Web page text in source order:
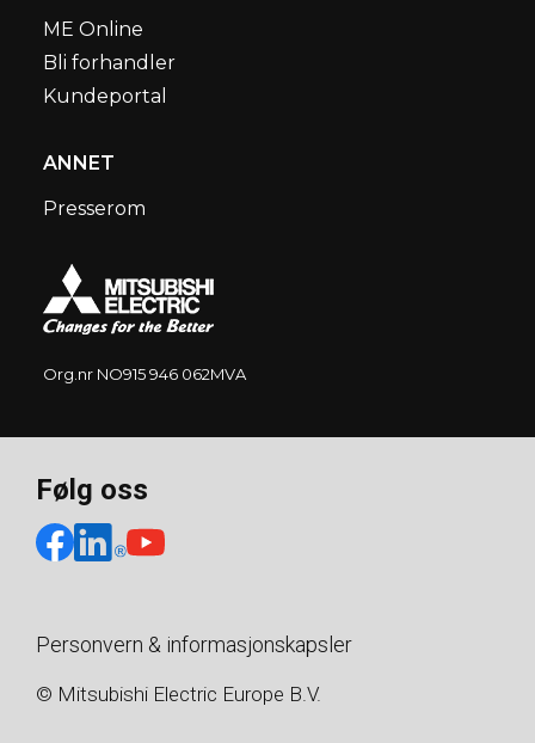
Org.nr NO915 946 062MVA
ME Online
Bli forhandler
Kundeportal
ANNET
Presserom
Følg oss
Personvern & informasjonskapsler
© Mitsubishi Electric Europe B.V.